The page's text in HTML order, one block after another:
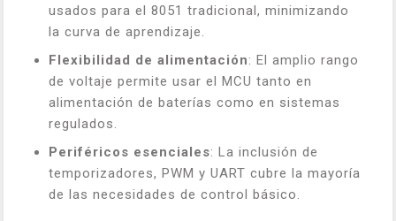
usados para el 8051 tradicional, minimizando
la curva de aprendizaje.
Flexibilidad de alimentación: El amplio rango
de voltaje permite usar el MCU tanto en
alimentación de baterías como en sistemas
regulados.
Periféricos esenciales: La inclusión de
temporizadores, PWM y UART cubre la mayoría
de las necesidades de control básico.